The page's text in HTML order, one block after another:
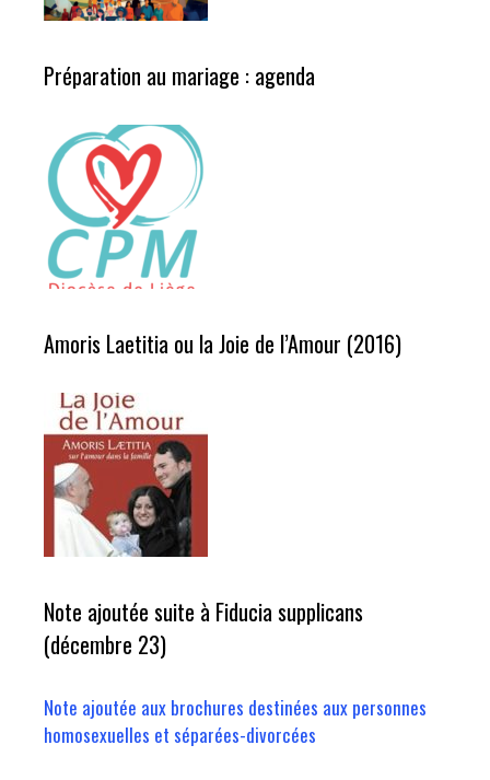
Préparation au mariage : agenda
Amoris Laetitia ou la Joie de l’Amour (2016)
Note ajoutée suite à Fiducia supplicans
(décembre 23)
Note ajoutée aux brochures destinées aux personnes
homosexuelles et séparées-divorcées